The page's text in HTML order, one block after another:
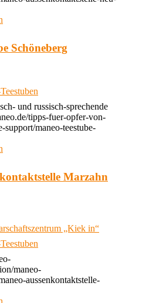
Schöneberg
und russisch-sprechende
tipps-fuer-opfer-von-
support/maneo-teestube-
Marzahn
„Kiek in“
maneo-
aussenkontaktstelle-